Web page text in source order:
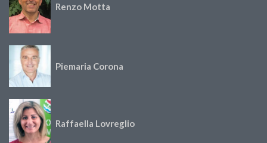
Renzo Motta
Piemaria Corona
Raffaella Lovreglio